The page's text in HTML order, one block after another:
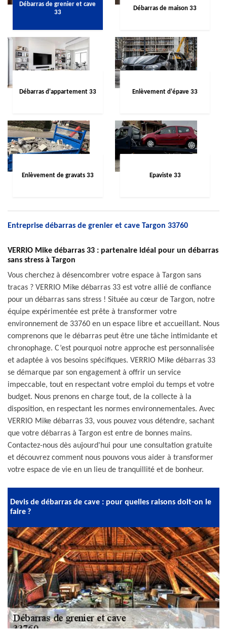
Débarras de grenier et cave
33
Débarras de maison 33
Débarras d'appartement 33 Enlèvement d'épave 33
Enlèvement de gravats 33 Epaviste 33
Entreprise débarras de grenier et cave Targon 33760
VERRIO Mike débarras 33 : partenaire idéal pour un débarras
sans stress à Targon
Vous cherchez à désencombrer votre espace à Targon sans
tracas ? VERRIO Mike débarras 33 est votre allié de confiance
pour un débarras sans stress ! Située au cœur de Targon, notre
équipe expérimentée est prête à transformer votre
environnement de 33760 en un espace libre et accueillant. Nous
comprenons que le débarras peut être une tâche intimidante et
chronophage. C’est pourquoi notre approche est personnalisée
et adaptée à vos besoins spécifiques. VERRIO Mike débarras 33
se démarque par son engagement à offrir un service
impeccable, tout en respectant votre emploi du temps et votre
budget. Nous prenons en charge tout, de la collecte à la
disposition, en respectant les normes environnementales. Avec
VERRIO Mike débarras 33, vous pouvez vous détendre, sachant
que votre débarras à Targon est entre de bonnes mains.
Contactez-nous dès aujourd'hui pour une consultation gratuite
et découvrez comment nous pouvons vous aider à transformer
votre espace de vie en un lieu de tranquillité et de bonheur.
Devis de débarras de cave : pour quelles raisons doit-on le
faire ?